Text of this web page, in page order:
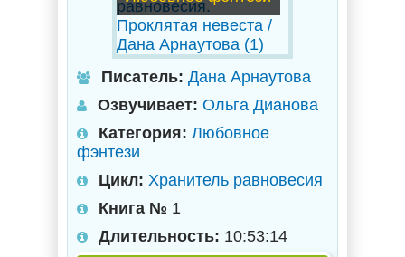
Писатель: Дана Арнаутова
Озвучивает: Ольга Дианова
Категория: Любовное
фэнтези
Цикл: Хранитель равновесия
Книга № 1
Длительность: 10:53:14